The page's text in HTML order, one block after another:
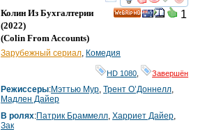
смотреть
1
Колин Из Бухгалтерии
(2022)
(Colin From Accounts)
Зарубежный сериал Комедия
HD 1080 Завершён
Режиссеры:Мэттью Мур Трент О’Доннелл
Мадлен Дайер
В ролях:Патрик Браммелл Харриет Дайер
Зак